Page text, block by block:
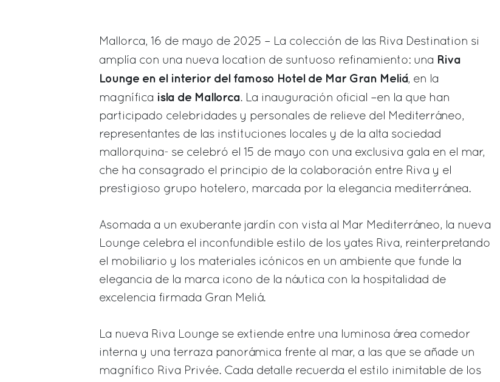
Mallorca, 16 de mayo de 2025 – La colección de las Riva Destination si
amplía con una nueva location de suntuoso refinamiento: una Riva
Lounge en el interior del famoso Hotel de Mar Gran Meliá, en la
magnífica isla de Mallorca. La inauguración oficial –en la que han
participado celebridades y personales de relieve del Mediterráneo,
representantes de las instituciones locales y de la alta sociedad
mallorquina- se celebró el 15 de mayo con una exclusiva gala en el mar,
che ha consagrado el principio de la colaboración entre Riva y el
prestigioso grupo hotelero, marcada por la elegancia mediterránea.
Asomada a un exuberante jardín con vista al Mar Mediterráneo, la nueva
Lounge celebra el inconfundible estilo de los yates Riva, reinterpretando
el mobiliario y los materiales icónicos en un ambiente que funde la
elegancia de la marca icono de la náutica con la hospitalidad de
excelencia firmada Gran Meliá.
La nueva Riva Lounge se extiende entre una luminosa área comedor
interna y una terraza panorámica frente al mar, a las que se añade un
magnífico Riva Privée. Cada detalle recuerda el estilo inimitable de los